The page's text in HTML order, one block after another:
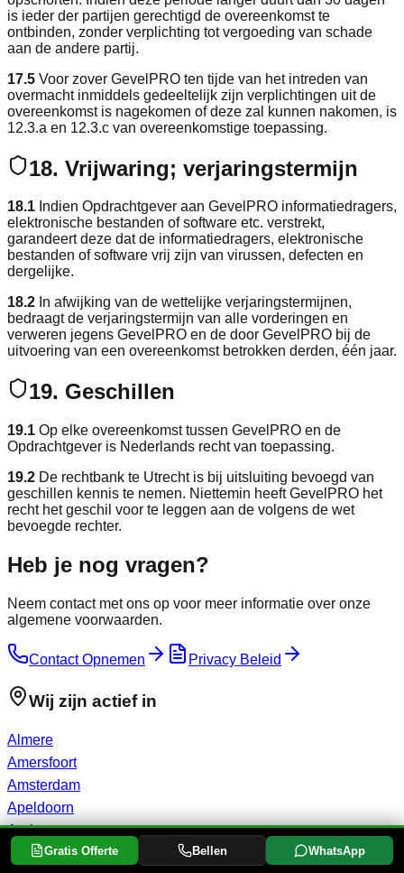
is ieder der partijen gerechtigd de overeenkomst te
ontbinden, zonder verplichting tot vergoeding van schade
aan de andere partij.
17.5 Voor zover GevelPRO ten tijde van het intreden van
overmacht inmiddels gedeeltelijk zijn verplichtingen uit de
overeenkomst is nagekomen of deze zal kunnen nakomen, is
12.3.a en 12.3.c van overeenkomstige toepassing.
18. Vrijwaring; verjaringstermijn
18.1 Indien Opdrachtgever aan GevelPRO informatiedragers,
elektronische bestanden of software etc. verstrekt,
garandeert deze dat de informatiedragers, elektronische
bestanden of software vrij zijn van virussen, defecten en
dergelijke.
18.2 In afwijking van de wettelijke verjaringstermijnen,
bedraagt de verjaringstermijn van alle vorderingen en
verweren jegens GevelPRO en de door GevelPRO bij de
uitvoering van een overeenkomst betrokken derden, één jaar.
19. Geschillen
19.1 Op elke overeenkomst tussen GevelPRO en de
Opdrachtgever is Nederlands recht van toepassing.
19.2 De rechtbank te Utrecht is bij uitsluiting bevoegd van
geschillen kennis te nemen. Niettemin heeft GevelPRO het
recht het geschil voor te leggen aan de volgens de wet
bevoegde rechter.
Heb je nog vragen?
Neem contact met ons op voor meer informatie over onze
algemene voorwaarden.
Contact Opnemen Privacy Beleid
Wij zijn actief in
Almere
Amersfoort
Amsterdam
Apeldoorn
Arnhem
BaarnGratis Offerte Bellen WhatsApp